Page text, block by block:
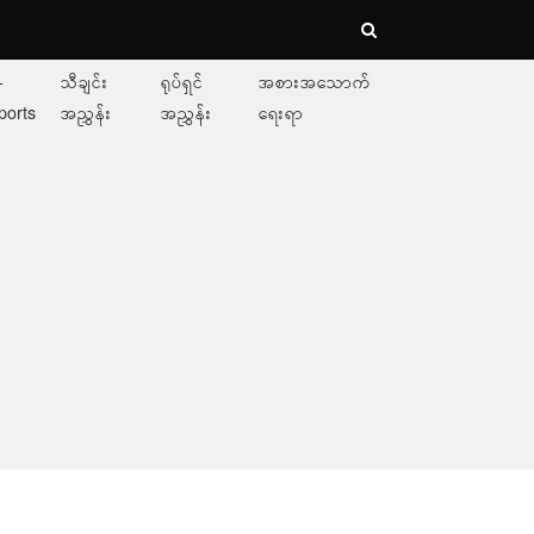
သီချင်း
အညွှန်း
ရုပ်ရှင်
အညွှန်း
အစားအသောက်
ရေးရာ